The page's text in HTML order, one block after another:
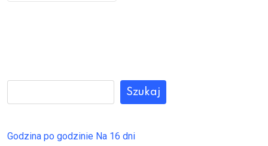
Szukaj
Godzina po godzinie Na 16 dni